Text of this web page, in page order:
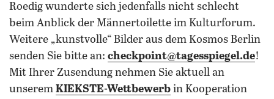
Roedig wunderte sich jedenfalls nicht schlecht
beim Anblick der Männertoilette im Kulturforum.
Weitere „kunstvolle“ Bilder aus dem Kosmos Berlin
senden Sie bitte an: checkpoint@tagesspiegel.de!
Mit Ihrer Zusendung nehmen Sie aktuell an
unserem KIEKSTE-Wettbewerb in Kooperation